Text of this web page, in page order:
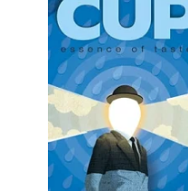
天天免運 美食蛋糕
居家生活 3C家電
女裝 男裝